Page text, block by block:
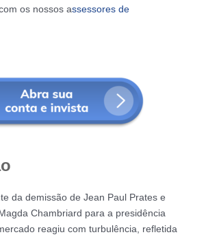
os nossos assessores de
da demissão de Jean Paul Prates e
Chambriard para a presidência
reagiu com turbulência, refletida